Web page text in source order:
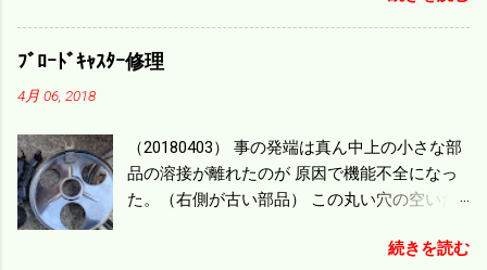
のがある。キャビン付きだから一度は乗って
みたいと思う。 町内では5条刈りの100㎰で作
業する人がいる。 秋作業は儲かるというのが
には手間がかかるので 一度に選別するやり方
を随分前からこの方式にした。 今年は酒米30
㎏を40袋したところで未熟が3袋出る。 1.85ｍ
めるほど忙しい。 広島県の作況指数は98だと
いう。 実感としては90が正しいと思うが こん
な年はくず米が多い。 食協という米を扱う会
と8月の酷暑、あげくウンカの被害と トリプル
ﾌﾞﾛｰﾄﾞｷｬｽﾀｰ修理
4月 06, 2018
（20180403） 事の発端は真ん中上の小さな部
品の溶接が離れたのが 原因で機能不全になっ
た。（右側が古い部品） この丸い穴の空いた
下を調整するシャッターになっている。 シャ
続きを読む